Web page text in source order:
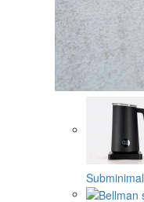
Subminimal